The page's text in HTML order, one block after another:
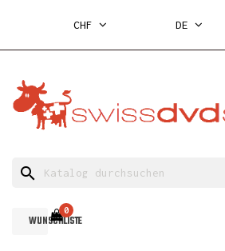
CHF DE
search
WUNSCHLISTE
0